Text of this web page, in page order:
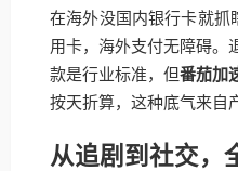
在海外没国内银行卡就抓
用卡，海外支付无障碍。
款是行业标准，但番茄加
按天折算，这种底气来自
从追剧到社交，